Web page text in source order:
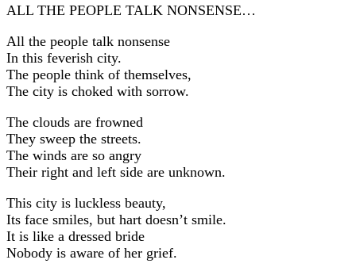
ALL THE PEOPLE TALK NONSENSE…
All the people talk nonsense
In this feverish city.
The people think of themselves,
The city is choked with sorrow.
The clouds are frowned
They sweep the streets.
The winds are so angry
Their right and left side are unknown.
This city is luckless beauty,
Its face smiles, but hart doesn’t smile.
It is like a dressed bride
Nobody is aware of her grief.